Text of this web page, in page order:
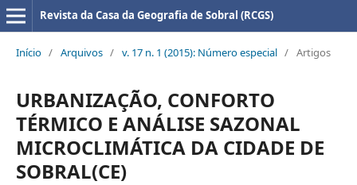
Revista da Casa da Geografia de Sobral (RCGS)
Início / Arquivos / v. 17 n. 1 (2015): Número especial / Artigos
URBANIZAÇÃO, CONFORTO
TÉRMICO E ANÁLISE SAZONAL
MICROCLIMÁTICA DA CIDADE DE
SOBRAL(CE)